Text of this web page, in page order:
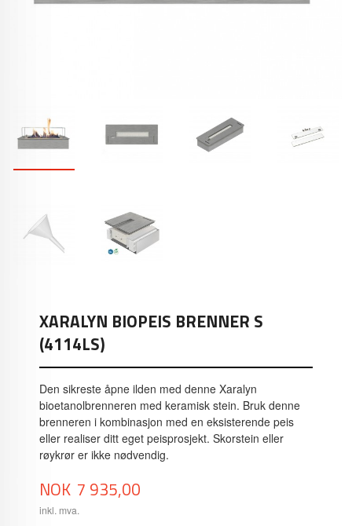
XARALYN BIOPEIS BRENNER S
(4114LS)
Den sikreste åpne ilden med denne Xaralyn
bioetanolbrenneren med keramisk stein. Bruk denne
brenneren i kombinasjon med en eksisterende peis
eller realiser ditt eget peisprosjekt. Skorstein eller
røykrør er ikke nødvendig.
Pris
NOK 7 935,00
inkl. mva.